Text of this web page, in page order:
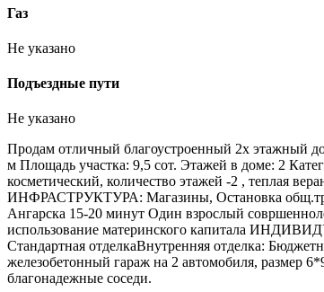
Газ
Не указано
Подъездные пути
Не указано
Продам отличный благоустроенный 2х этажный
м Площадь участка: 9,5 сот. Этажей в доме: 2
косметический, количество этажей -2 , теплая
ИНФРАСТРУКТУРА: Магазины, Остановка
Ангарска 15-20 минут Один взрослый
использование материнского капитала
Стандартная отделкаВнутренняя отделка:
железобетонный гараж на 2 автомобиля, размер
благонадежные соседи.